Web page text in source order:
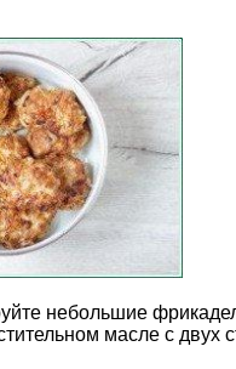
небольшие
масле с двух